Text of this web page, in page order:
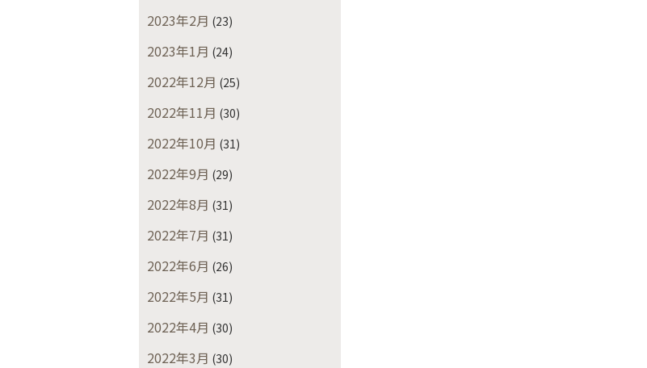
2023年2月 (23)
2023年1月 (24)
2022年12月 (25)
2022年11月 (30)
2022年10月 (31)
2022年9月 (29)
2022年8月 (31)
2022年7月 (31)
2022年6月 (26)
2022年5月 (31)
2022年4月 (30)
2022年3月 (30)